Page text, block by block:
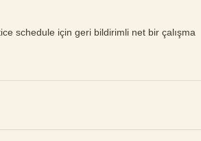
schedule için geri bildirimli net bir çalışma